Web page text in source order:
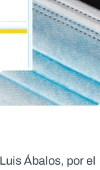
Ábalos, por el